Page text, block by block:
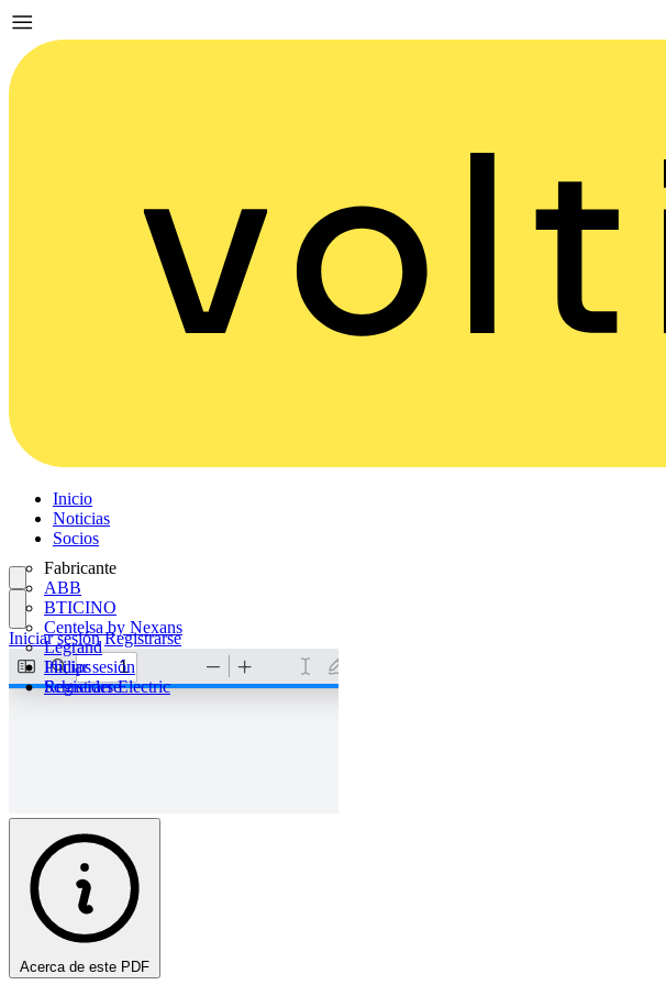
Inicio
Noticias
Socios
Fabricante
ABB
BTICINO
Centelsa by Nexans
Legrand
Philips
Schneider Electric
Iniciar sesión
Registrarse
Iniciar sesión Registrarse
Acerca de este PDF